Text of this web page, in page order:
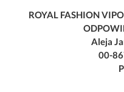
ROYAL FASHION
Aleja
00-